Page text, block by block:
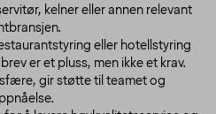
kelner eller annen relevant
eller hotellstyring
er et pluss, men ikke et krav.
gir støtte til teamet og